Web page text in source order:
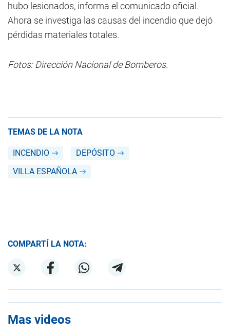
hubo lesionados, informa el comunicado oficial.
Ahora se investiga las causas del incendio que dejó
pérdidas materiales totales.
Fotos: Dirección Nacional de Bomberos.
TEMAS DE LA NOTA
INCENDIO
DEPÓSITO
VILLA ESPAÑOLA
COMPARTÍ LA NOTA:
Mas videos